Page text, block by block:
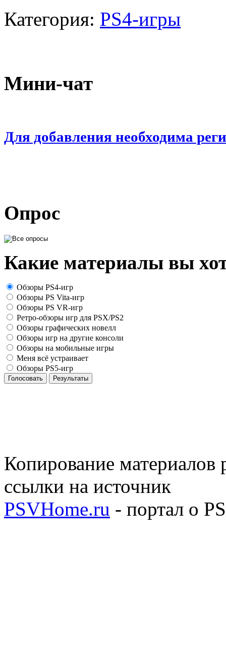
Категория: PS4-игры
Мини-чат
Для добавления необходима
Опрос
Какие материалы вы
Обзоры PS4-игр
Обзоры PS Vita-игр
Обзоры PS VR-игр
Ретро-обзоры игр для PSX/PS2
Обзоры графических новелл
Обзоры игр на другие консоли
Обзоры на мобильные игры
Меня всё устраивает
Обзоры PS5-игр
Голосовать Результаты
Копирование материалов
ссылки на источник
PSVHome.ru - портал о